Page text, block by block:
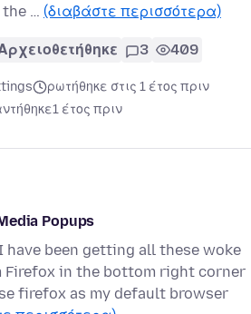
the … (διαβάστε περισσότερα)
3 409
ρωτήθηκε στις 1 έτος πριν
1 έτος πριν
Popups
have been getting all these woke
Firefox in the bottom right corner
firefox as my default browser